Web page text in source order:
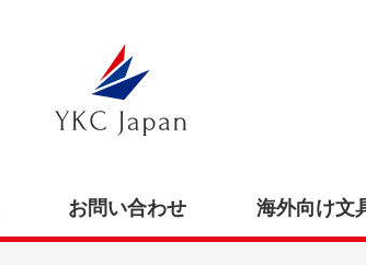
お問い合わせ 海外向け文